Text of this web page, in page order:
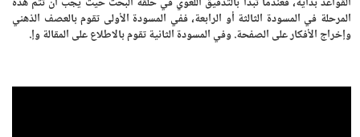
المرحلة في المسودة الثالثة أو الرابعة، ففي المسودة الأولى تقوم بالعصف الذهني
وإخراج الأفكار على الصفحة. وفي المسودة الثانية تقوم بالاطلاع على المقالة وإ.